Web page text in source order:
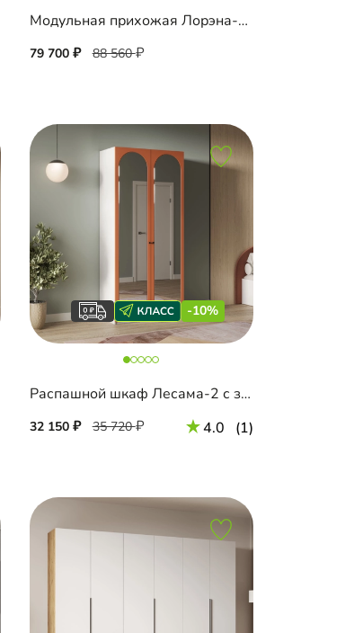
Модульная прихожая Лорэна-1 угловая
79 700 88 560
-10%
Распашной шкаф Лесама-2 с зеркалом
32 150 35 720 4.0 (1)